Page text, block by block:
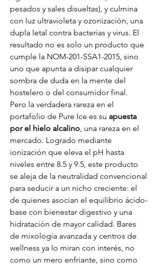
pesados y sales disueltas), y culmina
con luz ultravioleta y ozonización, una
dupla letal contra bacterias y virus. El
resultado no es solo un producto que
cumple la NOM-201-SSA1-2015, sino
uno que apunta a disipar cualquier
sombra de duda en la mente del
hostelero o del consumidor final.
Pero la verdadera rareza en el
portafolio de Pure Ice es su apuesta
por el hielo alcalino, una rareza en el
mercado. Logrado mediante
ionización que eleva el pH hasta
niveles entre 8.5 y 9.5, este producto
se aleja de la neutralidad convencional
para seducir a un nicho creciente: el
de quienes asocian el equilibrio ácido-
base con bienestar digestivo y una
hidratación de mayor calidad. Bares
de mixología avanzada y centros de
wellness ya lo miran con interés, no
como un mero enfriante, sino como